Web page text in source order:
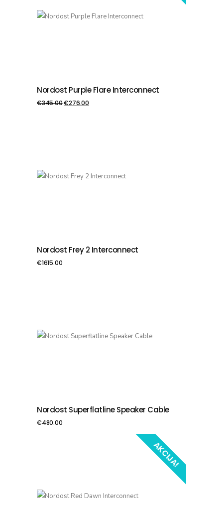
PIEVIENOT GROZAM
Nordost Purple Flare Interconnect
€345.00€276.00
PIEVIENOT GROZAM
Nordost Frey 2 Interconnect
€1615.00
PIEVIENOT GROZAM
Nordost Superflatline Speaker Cable
€480.00
AKCIJA!